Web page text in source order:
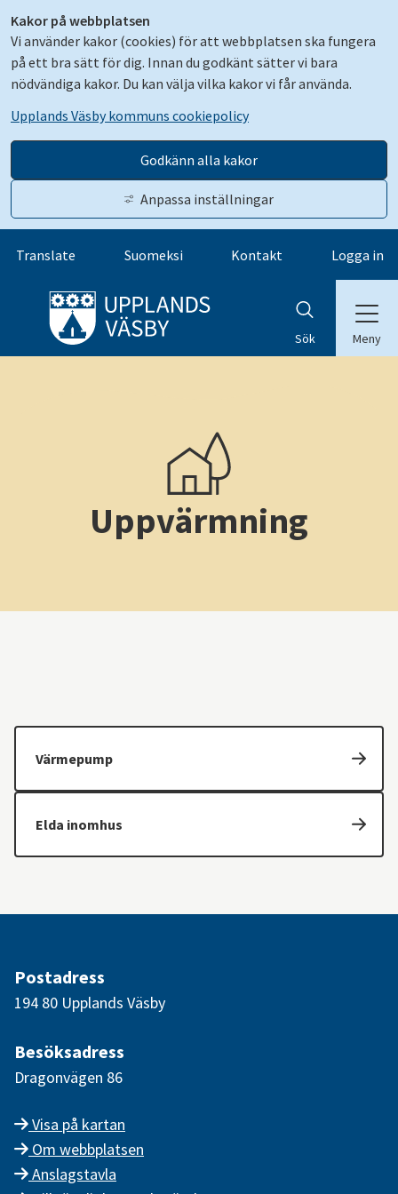
Kakor på webbplatsen
Vi använder kakor (cookies) för att webbplatsen ska fungera
på ett bra sätt för dig. Innan du godkänt sätter vi bara
nödvändiga kakor. Du kan välja vilka kakor vi får använda.
Upplands Väsby kommuns cookiepolicy
Godkänn alla kakor
Anpassa inställningar
Gå till innehåll
Translate Suomeksi Kontakt Logga in
Sök Meny
Uppvärmning
Värmepump
Elda inomhus
Postadress
194 80 Upplands Väsby
Besöksadress
Dragonvägen 86
Visa på kartan
Om webbplatsen
Anslagstavla